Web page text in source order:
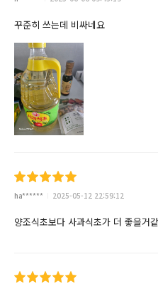
꾸준히 쓰는데 비싸네요
ha****** 2025-05-12 22:59:12
양조식초보다 사과식초가 더 좋을거